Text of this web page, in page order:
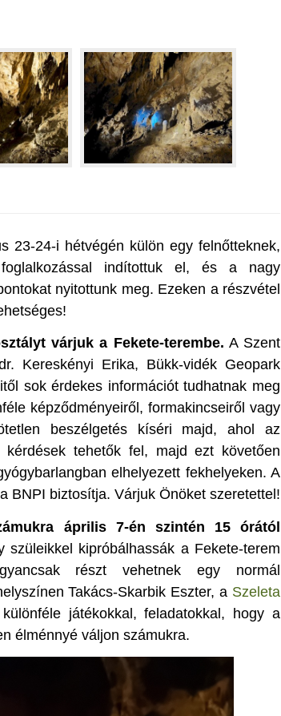
23-24-i hétvégén külön egy felnőtteknek,
indítottuk el, és a nagy
nyitottunk meg. Ezeken a részvétel
várjuk a Fekete-terembe. A Szent
Kereskényi Erika, Bükk-vidék Geopark
sok érdekes információt tudhatnak meg
képződményeiről, formakincseiről vagy
beszélgetés kíséri majd, ahol az
kérdések tehetők fel, majd ezt követően
elhelyezett fekhelyeken. A
BNPI biztosítja. Várjuk Önöket szeretettel!
április 7-én szintén 15 órától
szüleikkel kipróbálhassák a Fekete-terem
részt vehetnek egy normál
Takács-Skarbik Eszter, a Szeleta
játékokkal, feladatokkal, hogy a
élménnyé váljon számukra.